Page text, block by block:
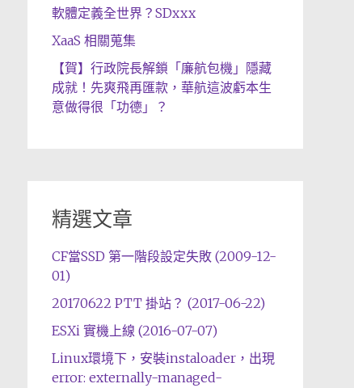
軟體定義全世界？SDxxx
XaaS 相關蒐集
【賀】行政院長解鎖「廉航包機」隱藏
成就！先爽飛再匯款，華航這波虧本生
意做得很「功德」？
精選文章
CF當SSD 第一階段設定失敗 (2009-12-
01)
20170622 PTT 掛站？ (2017-06-22)
ESXi 實機上線 (2016-07-07)
Linux環境下，安裝instaloader，出現
error: externally-managed-